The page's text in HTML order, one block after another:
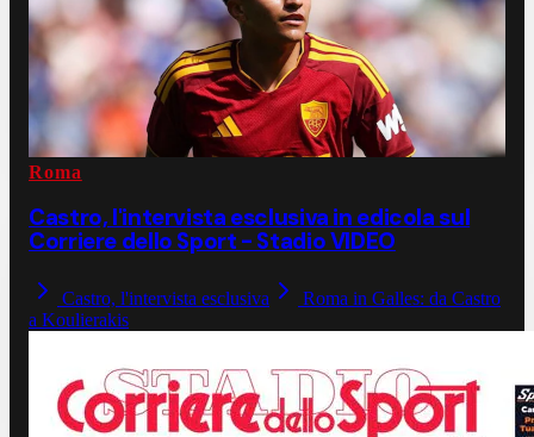
Roma
Castro, l'intervista esclusiva in edicola sul
Corriere dello Sport - Stadio VIDEO
Castro, l'intervista esclusiva
Roma in Galles: da Castro
a Koulierakis